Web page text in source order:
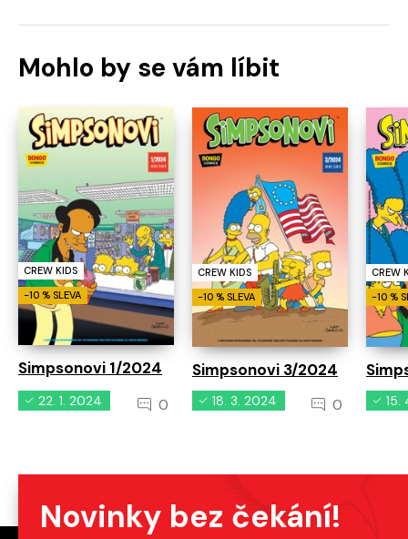
Mohlo by se vám líbit
CREW KIDS
-10 % SLEVA
Simpsonovi 1/2024
22. 1. 2024 0
CREW KIDS
-10 % SLEVA
Simpsonovi 3/2024
18. 3. 2024 0
CREW
-10 %
15.
Novinky bez čekání!